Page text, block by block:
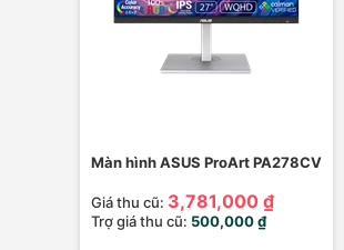
Màn hình ASUS ProArt PA278CV
Giá thu cũ: 3,781,000 ₫
Trợ giá thu cũ: 500,000 ₫